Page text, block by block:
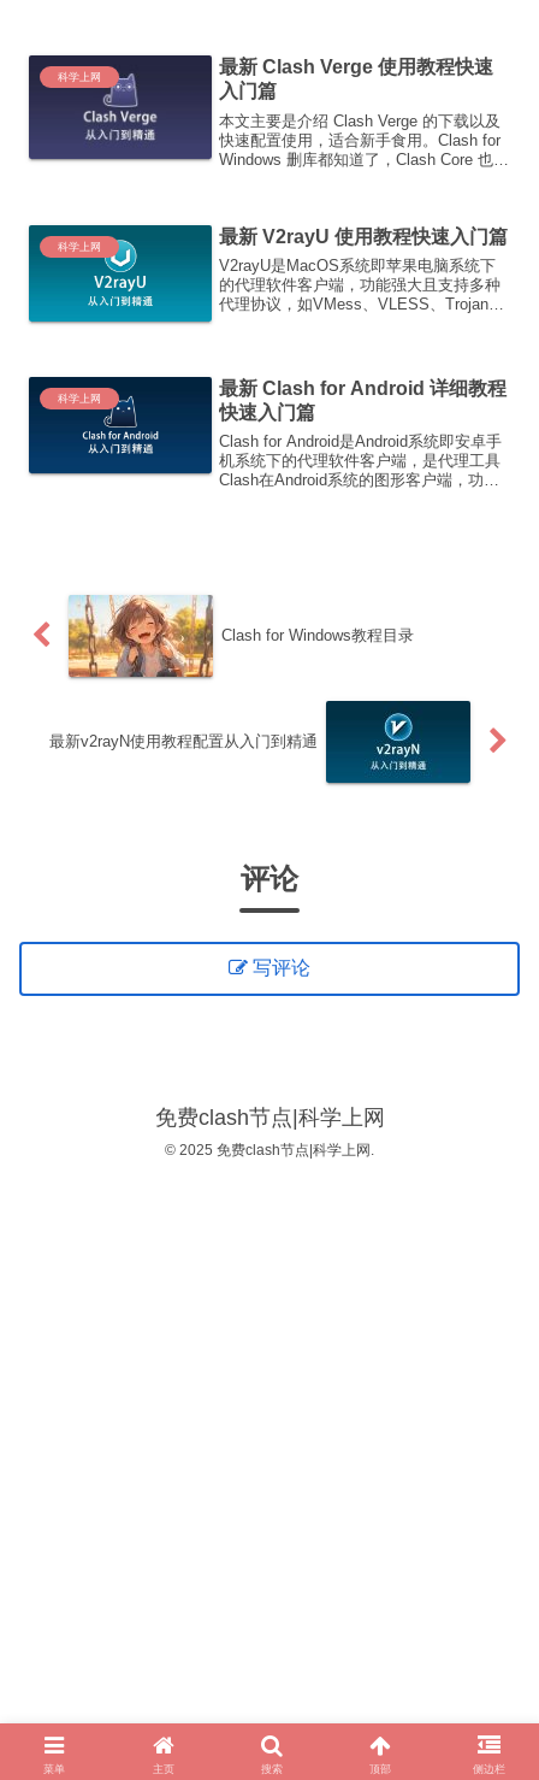
科学上网
最新 Clash Verge 使用教程快速
入门篇
本文主要是介绍 Clash Verge 的下载以及
快速配置使用，适合新手食用。Clash for
Windows 删库都知道了，Clash Core 也删
科学上网 最新 V2rayU 使用教程快速入门篇
V2rayU是MacOS系统即苹果电脑系统下
的代理软件客户端，功能强大且支持多种
代理协议，如VMess、VLESS、Trojan、
科学上网
最新 Clash for Android 详细教程
快速入门篇
Clash for Android是Android系统即安卓手
机系统下的代理软件客户端，是代理工具
Clash在Android系统的图形客户端，功能
Clash for Windows教程目录
最新v2rayN使用教程配置从入门到精通
评论
写评论
免费clash节点|科学上网
© 2025 免费clash节点|科学上网.
菜单 主页 搜索 顶部 侧边栏